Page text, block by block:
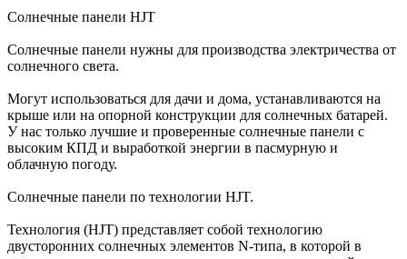
Солнечные панели HJT
Солнечные панели нужны для производства электричества от
солнечного света.
Могут использоваться для дачи и дома, устанавливаются на
крыше или на опорной конструкции для солнечных батарей.
У нас только лучшие и проверенные солнечные панели с
высоким КПД и выработкой энергии в пасмурную и
облачную погоду.
Солнечные панели по технологии HJT.
Технология (HJT) представляет собой технологию
двусторонних солнечных элементов N-типа, в которой в